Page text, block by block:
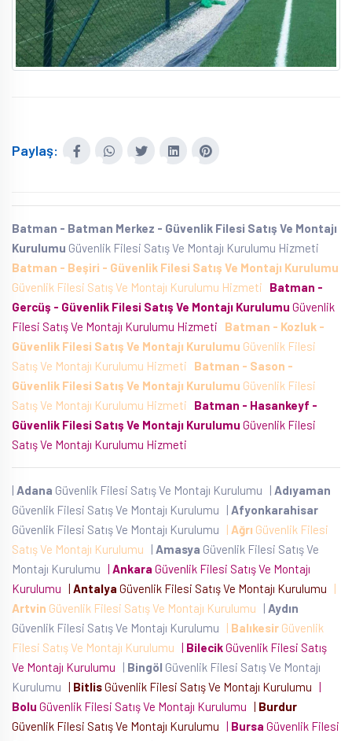
Paylaş:
Batman - Batman Merkez - Güvenlik Filesi Satış Ve Montajı
Kurulumu Güvenlik Filesi Satış Ve Montajı Kurulumu Hizmeti
Batman - Beşiri - Güvenlik Filesi Satış Ve Montajı Kurulumu
Güvenlik Filesi Satış Ve Montajı Kurulumu Hizmeti
Batman -
Gercüş - Güvenlik Filesi Satış Ve Montajı Kurulumu Güvenlik
Filesi Satış Ve Montajı Kurulumu Hizmeti
Batman - Kozluk -
Güvenlik Filesi Satış Ve Montajı Kurulumu Güvenlik Filesi
Satış Ve Montajı Kurulumu Hizmeti
Batman - Sason -
Güvenlik Filesi Satış Ve Montajı Kurulumu Güvenlik Filesi
Satış Ve Montajı Kurulumu Hizmeti
Batman - Hasankeyf -
Güvenlik Filesi Satış Ve Montajı Kurulumu Güvenlik Filesi
Satış Ve Montajı Kurulumu Hizmeti
Adana Güvenlik Filesi Satış Ve Montajı Kurulumu
Adıyaman
Güvenlik Filesi Satış Ve Montajı Kurulumu
Afyonkarahisar
Güvenlik Filesi Satış Ve Montajı Kurulumu
Ağrı Güvenlik Filesi
Satış Ve Montajı Kurulumu
Amasya Güvenlik Filesi Satış Ve
Montajı Kurulumu
Ankara Güvenlik Filesi Satış Ve Montajı
Kurulumu
Antalya Güvenlik Filesi Satış Ve Montajı Kurulumu
Artvin Güvenlik Filesi Satış Ve Montajı Kurulumu
Aydın
Güvenlik Filesi Satış Ve Montajı Kurulumu
Balıkesir Güvenlik
Filesi Satış Ve Montajı Kurulumu
BilecikGüvenlik Filesi Satış
Ve Montajı Kurulumu
Bingöl Güvenlik Filesi Satış Ve Montajı
Kurulumu
BitlisGüvenlik Filesi Satış Ve Montajı Kurulumu
Bolu Güvenlik Filesi Satış Ve Montajı Kurulumu
Burdur
Güvenlik Filesi Satış Ve Montajı Kurulumu
Bursa Güvenlik Filesi